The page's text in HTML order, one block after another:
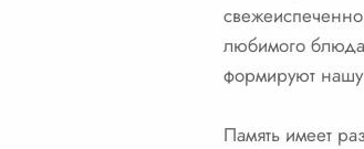
любимого блюда
формируют
Память имеет